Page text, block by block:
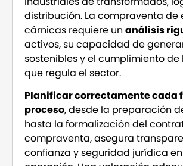
distribución. La compraventa de
cárnicas requiere unanálisis
activos, su capacidad de
sostenibles y el cumplimiento
que regula el sector.
Planificar correctamente cada
proceso, desde la preparación
hasta la formalización del
compraventa, asegura
confianza y seguridad jurídica